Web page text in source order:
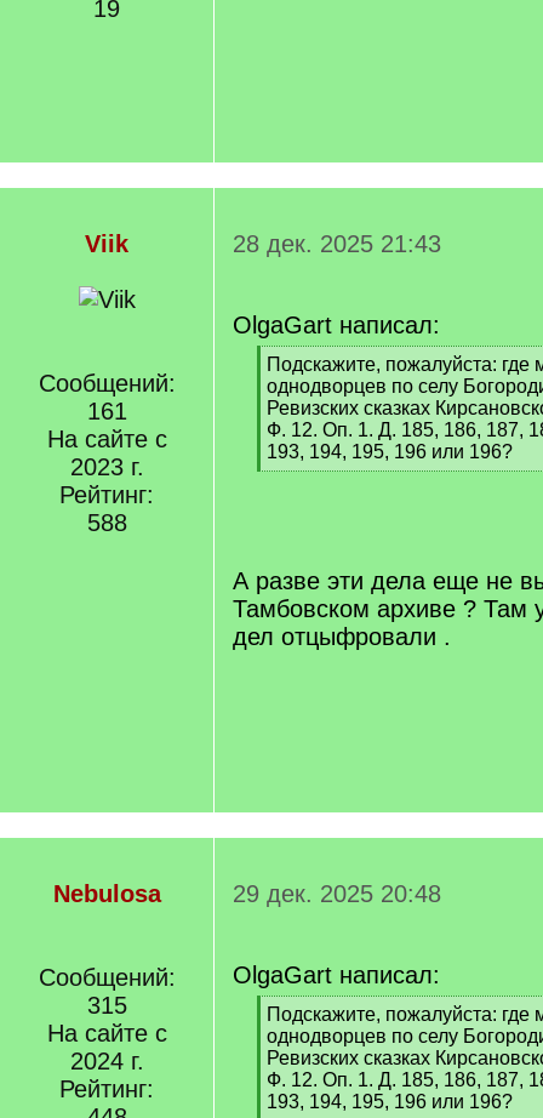
19
Viik
Сообщений:
161
На сайте с
2023 г.
Рейтинг:
588
28 дек. 2025 21:43
OlgaGart написал:
[
q
]
Подскажите, пожалуйста: где
однодворцев по селу
Ревизских сказках
Ф. 12. Оп. 1. Д. 185, 186, 187,
193, 194, 195, 196 или 196?
[
А разве эти дела еще не
Тамбовском архиве ? Там
дел отцыфровали .
Nebulosa
Сообщений:
315
На сайте с
2024 г.
Рейтинг:
29 дек. 2025 20:48
OlgaGart написал:
[
q
]
Подскажите, пожалуйста: где
однодворцев по селу
Ревизских сказках
Ф. 12. Оп. 1. Д. 185, 186, 187,
193, 194, 195, 196 или 196?